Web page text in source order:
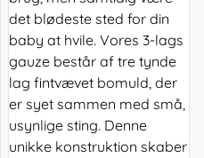
det blødeste sted for din
baby at hvile. Vores 3-lags
gauze består af tre tynde
lag fintvævet bomuld, der
er syet sammen med små,
usynlige sting. Denne
unikke konstruktion skaber